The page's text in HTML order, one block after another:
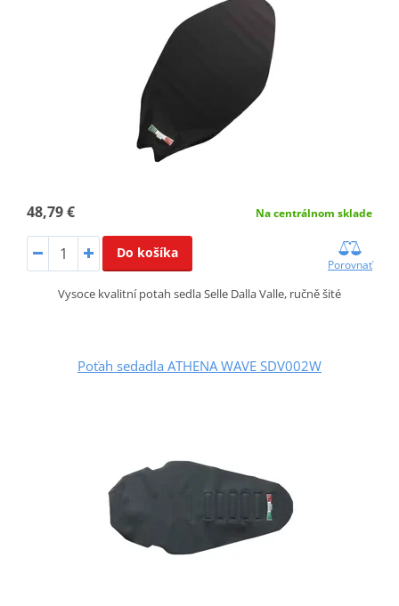
48,79 € Na centrálnom sklade
Do košíka
Porovnať
Vysoce kvalitní potah sedla Selle Dalla Valle, ručně šité
Poťah sedadla ATHENA WAVE SDV002W